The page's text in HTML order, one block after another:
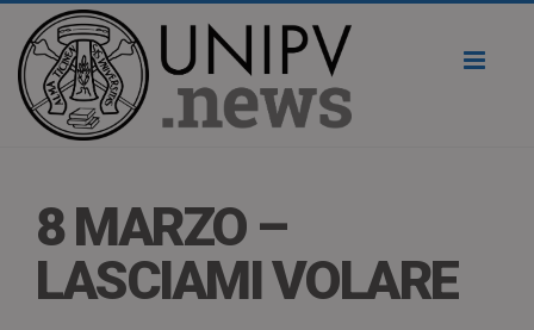
8 MARZO –
LASCIAMI VOLARE